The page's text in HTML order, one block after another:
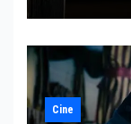
Cine